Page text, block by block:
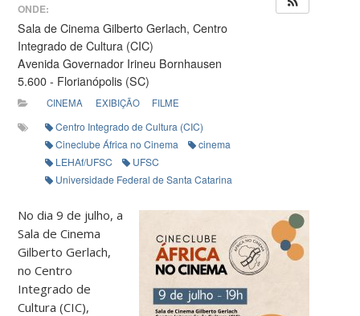
ONDE:
Sala de Cinema Gilberto Gerlach, Centro
Integrado de Cultura (CIC)
Avenida Governador Irineu Bornhausen
5.600 - Florianópolis (SC)
CINEMA EXIBIÇÃO FILME
Centro Integrado de Cultura (CIC)
Cineclube África no Cinema
cinema
LEHAf/UFSC
UFSC
Universidade Federal de Santa Catarina
No dia 9 de julho, a
Sala de Cinema
Gilberto Gerlach,
no Centro
Integrado de
Cultura (CIC),